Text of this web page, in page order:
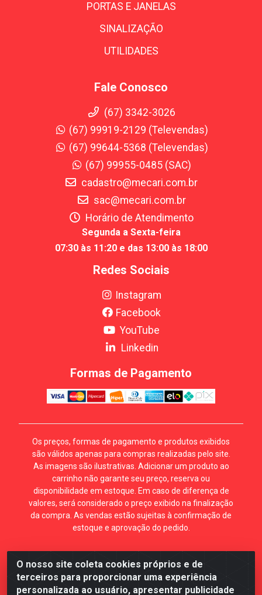
O nosso site coleta cookies próprios e de
terceiros para proporcionar uma experiência
personalizada ao usuário, apresentar publicidade
PORTAS E JANELAS
SINALIZAÇÃO
UTILIDADES
Fale Conosco
(67) 3342-3026
(67) 99919-2129 (Televendas)
(67) 99644-5368 (Televendas)
(67) 99955-0485 (SAC)
cadastro@mecari.com.br
sac@mecari.com.br
Horário de Atendimento
Segunda a Sexta-feira
07:30 às 11:20 e das 13:00 às 18:00
Redes Sociais
Instagram
Facebook
YouTube
Linkedin
Formas de Pagamento
Os preços, formas de pagamento e produtos exibidos
são válidos apenas para compras realizadas pelo site.
As imagens são ilustrativas. Adicionar um produto ao
carrinho não garante seu preço, reserva ou
disponibilidade em estoque. Em caso de diferença de
valores, será considerado o preço exibido na finalização
da compra. As vendas estão sujeitas à confirmação de
estoque e aprovação do pedido.
Mécari Distribuidora - Av. Gury Marques, 5164. Jd Centro
Oeste. Campo Grande MS. CEP 79072-000. CNPJ